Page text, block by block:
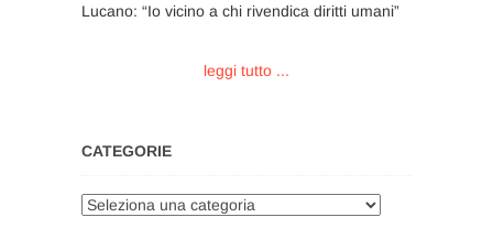
Lucano: “Io vicino a chi rivendica diritti umani”
leggi tutto ...
CATEGORIE
Categorie